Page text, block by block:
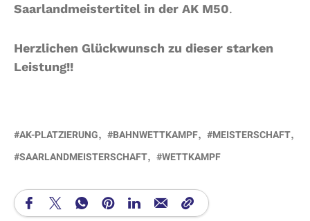
Saarlandmeistertitel in der AK M50.
Herzlichen Glückwunsch zu dieser starken
Leistung!!
AK-PLATZIERUNG BAHNWETTKAMPF
MEISTERSCHAFT
SAARLANDMEISTERSCHAFT
WETTKAMPF